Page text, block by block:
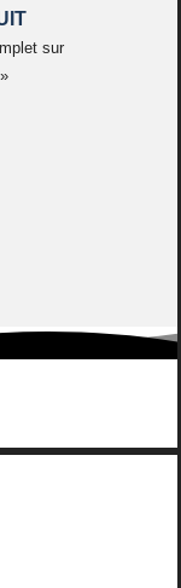
sur